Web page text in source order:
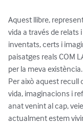
Aquest llibre,
vida a través de
inventats, certs i
paisatges reals COM
per la meva existència.
Per això aquest recull
vida, imaginacions i
anat venint al cap,
actualment estem